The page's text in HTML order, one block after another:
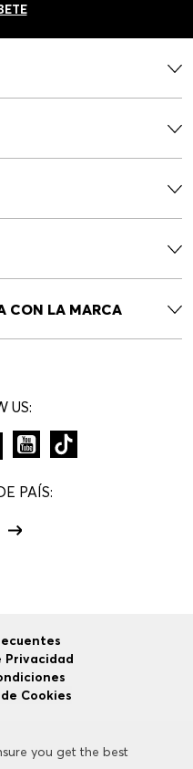
you get the best
you get the best
CON LA MARCA
US:
PAÍS:
Privacidad
Cookies